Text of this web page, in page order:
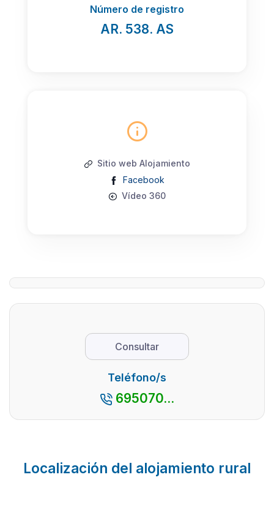
Número de registro
AR. 538. AS
Sitio web Alojamiento
Facebook
Vídeo 360
Consultar
Teléfono/s
695070...
Localización del alojamiento rural